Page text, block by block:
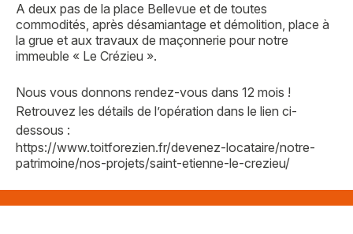
A deux pas de la place Bellevue et de toutes
commodités, après désamiantage et démolition, place à
la grue et aux travaux de maçonnerie pour notre
immeuble « Le Crézieu ».
Nous vous donnons rendez-vous dans 12 mois !
Retrouvez les détails de l’opération dans le lien ci-
dessous :
https://www.toitforezien.fr/devenez-locataire/notre-
patrimoine/nos-projets/saint-etienne-le-crezieu/